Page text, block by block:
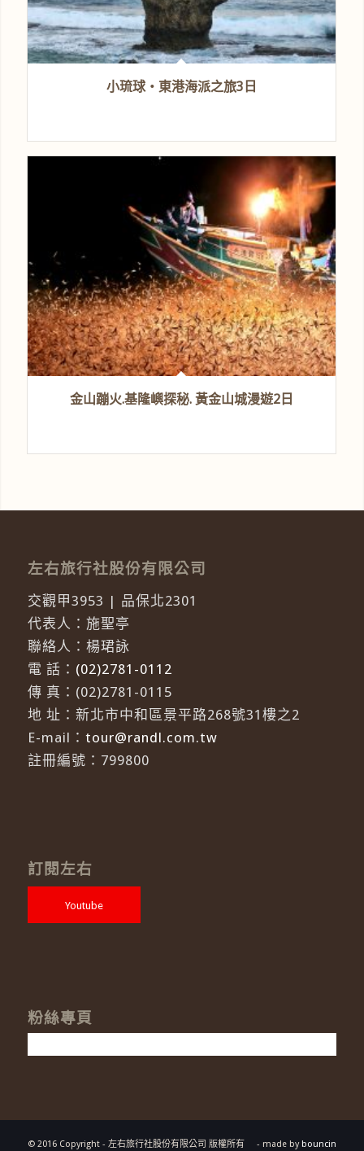
小琉球‧東港海派之旅3日
金山蹦火.基隆嶼探秘. 黃金山城漫遊2日
左右旅行社股份有限公司
交觀甲3953 | 品保北2301
代表人：施聖亭
聯絡人：楊珺詠
電 話： (02)2781-0112
傳 真：(02)2781-0115
地 址：新北市中和區景平路268號31樓之2
E-mail： tour@randl.com.tw
註冊編號：799800
訂閱左右
Youtube
粉絲專頁
© 2016 Copyright - 左右旅行社股份有限公司 版權所有 - made by bouncin